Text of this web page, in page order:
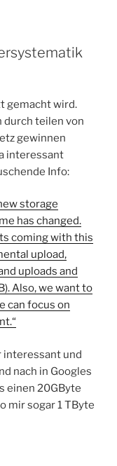
gemacht wird.
durch teilen von
gewinnen
interessant
Info:
storage
has changed.
coming with this
upload,
uploads and
Also, we want to
can focus on
interessant und
nach in Googles
einen 20GByte
mir sogar 1 TByte